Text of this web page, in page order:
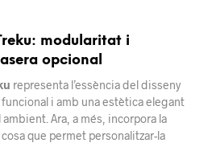
modularitat i
opcional
representa l’essència del disseny
i amb una estètica elegant
ambient. Ara, a més, incorpora la
, cosa que permet personalitzar-la